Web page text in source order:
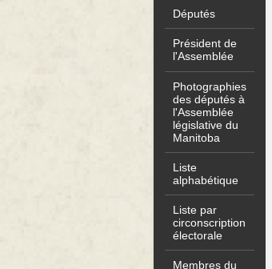
Députés
Président de
l'Assemblée
Photographies
des députés à
l'Assemblée
législative du
Manitoba
Liste
alphabétique
Liste par
circonscription
électorale
Membres du